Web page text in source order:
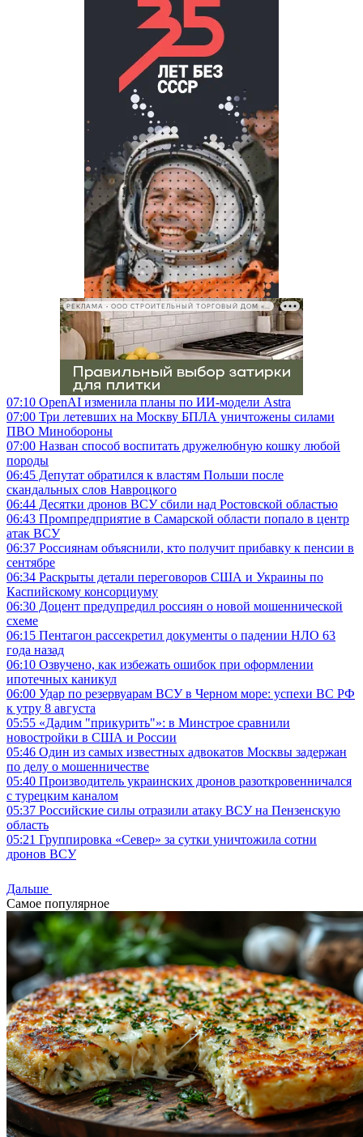
РЕКЛАМА • ООО СТРОИТЕЛЬНЫЙ ТОРГОВЫЙ ДОМ «ПЕТРОВИЧ», ИНН 7802348846
07:10 OpenAI изменила планы по ИИ-модели Astra
07:00 Три летевших на Москву БПЛА уничтожены силами
ПВО Минобороны
07:00 Назван способ воспитать дружелюбную кошку любой
породы
06:45 Депутат обратился к властям Польши после
скандальных слов Навроцкого
06:44 Десятки дронов ВСУ сбили над Ростовской областью
06:43 Промпредприятие в Самарской области попало в центр
атак ВСУ
06:37 Россиянам объяснили, кто получит прибавку к пенсии в
сентябре
06:34 Раскрыты детали переговоров США и Украины по
Каспийскому консорциуму
06:30 Доцент предупредил россиян о новой мошеннической
схеме
06:15 Пентагон рассекретил документы о падении НЛО 63
года назад
06:10 Озвучено, как избежать ошибок при оформлении
ипотечных каникул
06:00 Удар по резервуарам ВСУ в Черном море: успехи ВС РФ
к утру 8 августа
05:55 «Дадим "прикурить"»: в Минстрое сравнили
новостройки в США и России
05:46 Один из самых известных адвокатов Москвы задержан
по делу о мошенничестве
05:40 Производитель украинских дронов разоткровенничался
с турецким каналом
05:37 Российские силы отразили атаку ВСУ на Пензенскую
область
05:21 Группировка «Север» за сутки уничтожила сотни
дронов ВСУ
Дальше
Самое популярное